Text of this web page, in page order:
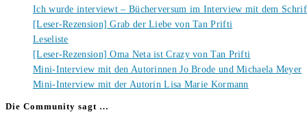
Ich wurde interviewt – Bücherversum im Interview mit dem
[Leser-Rezension] Grab der Liebe von Tan Prifti
Leseliste
[Leser-Rezension] Oma Neta ist Crazy von Tan Prifti
Mini-Interview mit den Autorinnen Jo Brode und Michaela Meyer
Mini-Interview mit der Autorin Lisa Marie Kormann
Die Community sagt …